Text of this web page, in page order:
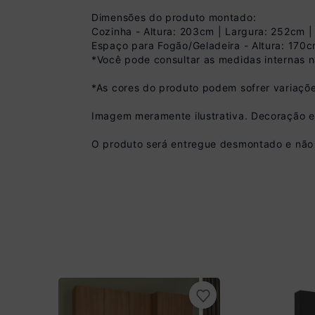
R$ 1.349,99 à
Dimensões do produto montado:
Cozinha - Altura: 203cm | Largura: 252cm
Espaço para Fogão/Geladeira - Altura:
*Você pode consultar as medidas internas
*As cores do produto podem sofrer
Imagem meramente ilustrativa. Decoração
O produto será entregue desmontado e